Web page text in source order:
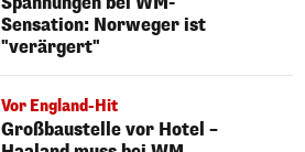
Sensation: Norweger ist
"verärgert"
Vor England-Hit
Großbaustelle vor Hotel –